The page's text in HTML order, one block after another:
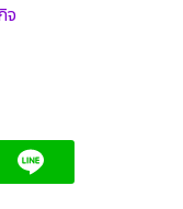
จ